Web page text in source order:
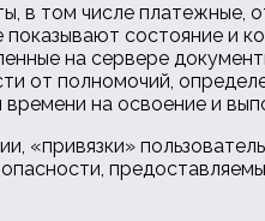
в том числе платежные,
состояние и
на сервере
от полномочий,
на освоение и